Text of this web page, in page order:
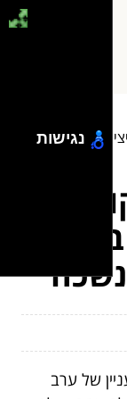
בכוס אחת
של ערב
נגישות